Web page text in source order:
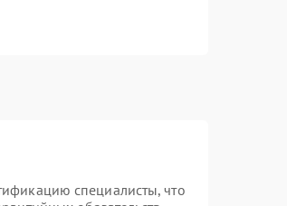
специалисты, что